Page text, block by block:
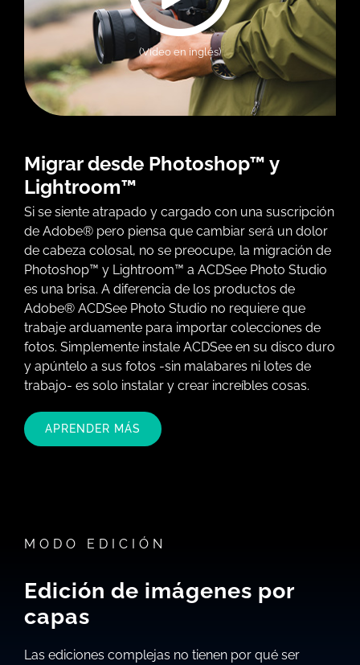
(Vídeo en inglés)
Migrar desde Photoshop™ y
Lightroom™
Si se siente atrapado y cargado con una suscripción
de Adobe® pero piensa que cambiar será un dolor
de cabeza colosal, no se preocupe, la migración de
Photoshop™ y Lightroom™ a ACDSee Photo Studio
es una brisa. A diferencia de los productos de
Adobe® ACDSee Photo Studio no requiere que
trabaje arduamente para importar colecciones de
fotos. Simplemente instale ACDSee en su disco duro
y apúntelo a sus fotos -sin malabares ni lotes de
trabajo- es solo instalar y crear increíbles cosas.
APRENDER MÁS
MODO EDICIÓN
Edición de imágenes por
capas
Las ediciones complejas no tienen por qué ser